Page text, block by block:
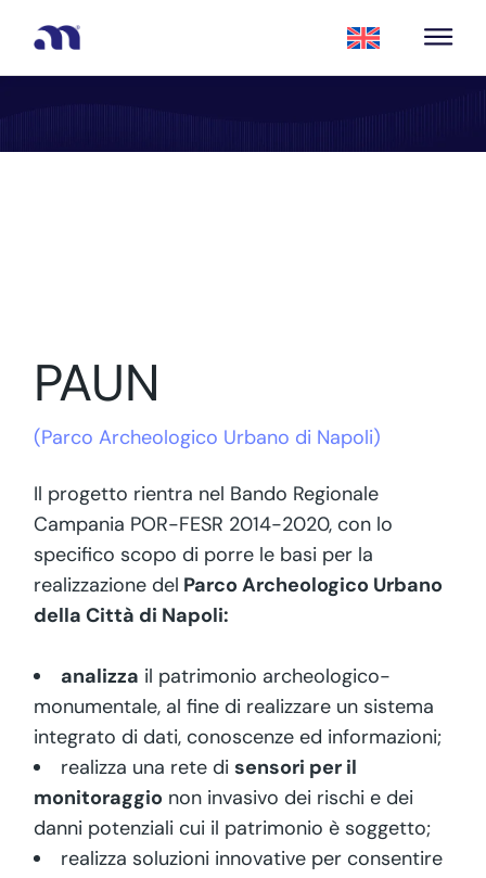
PAUN
(Parco Archeologico Urbano di Napoli)
Il progetto rientra nel Bando Regionale
Campania POR-FESR 2014-2020, con lo
specifico scopo di porre le basi per la
realizzazione del Parco Archeologico Urbano
della Città di Napoli:
analizza il patrimonio archeologico-
monumentale, al fine di realizzare un sistema
integrato di dati, conoscenze ed informazioni;
realizza una rete disensori per il
monitoraggio non invasivo dei rischi e dei
danni potenziali cui il patrimonio è soggetto;
realizza soluzioni innovative per consentire